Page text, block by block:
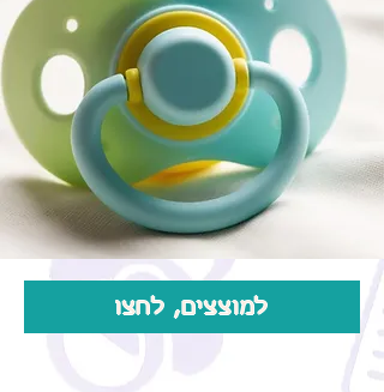
למוצצים, לחצו